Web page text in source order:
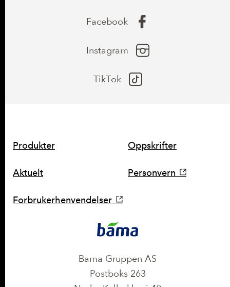
Facebook
Instagram
TikTok
Bama Gruppen AS
Postboks 263
SNARVEIER
Produkter Oppskrifter
Aktuelt Personvern
Forbrukerhenvendelser